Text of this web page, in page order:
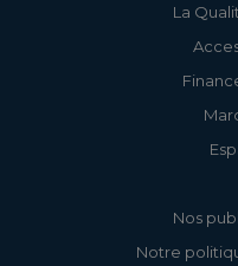
La
Nos
Notre